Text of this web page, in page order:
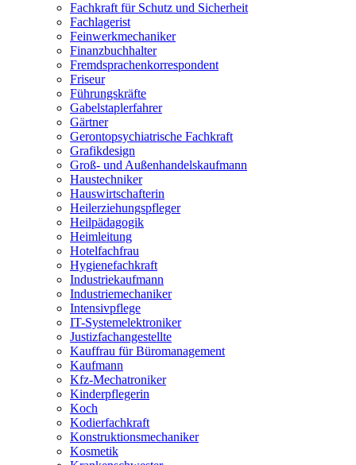
Fachkraft für Schutz und Sicherheit
Fachlagerist
Feinwerkmechaniker
Finanzbuchhalter
Fremdsprachenkorrespondent
Friseur
Führungskräfte
Gabelstaplerfahrer
Gärtner
Gerontopsychiatrische Fachkraft
Grafikdesign
Groß- und Außenhandelskaufmann
Haustechniker
Hauswirtschafterin
Heilerziehungspfleger
Heilpädagogik
Heimleitung
Hotelfachfrau
Hygienefachkraft
Industriekaufmann
Industriemechaniker
Intensivpflege
IT-Systemelektroniker
Justizfachangestellte
Kauffrau für Büromanagement
Kaufmann
Kfz-Mechatroniker
Kinderpflegerin
Koch
Kodierfachkraft
Konstruktionsmechaniker
Kosmetik